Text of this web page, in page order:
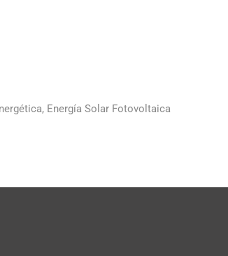
Energía Solar Fotovoltaica